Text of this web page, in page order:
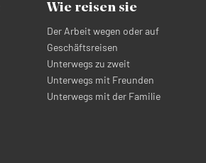
Wie reisen sie
Der Arbeit wegen oder auf
Geschäftsreisen
Unterwegs zu zweit
Unterwegs mit Freunden
Unterwegs mit der Familie